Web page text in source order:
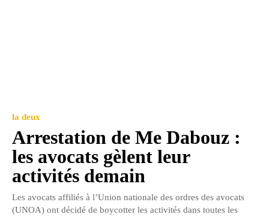
la deux
Arrestation de Me Dabouz :
les avocats gèlent leur
activités demain
Les avocats affiliés à l’Union nationale des ordres des avocats
(UNOA) ont décidé de boycotter les activités dans toutes les